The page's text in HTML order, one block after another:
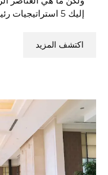
إليك 5 استراتيجيات رئيسية لتحقيق نتائج ملموسة. 🚀🏨
اكتشف المزيد